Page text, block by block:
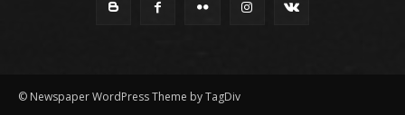
© Newspaper WordPress Theme by TagDiv